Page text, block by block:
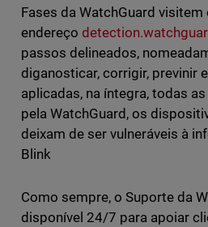
Fases da WatchGuard
endereço
passos delineados,
diganosticar, corrigir, previnir
aplicadas, na íntegra, todas
pela WatchGuard, os
deixam de ser vulneráveis à
Blink
Como sempre, o Suporte da
disponível 24/7 para apoiar